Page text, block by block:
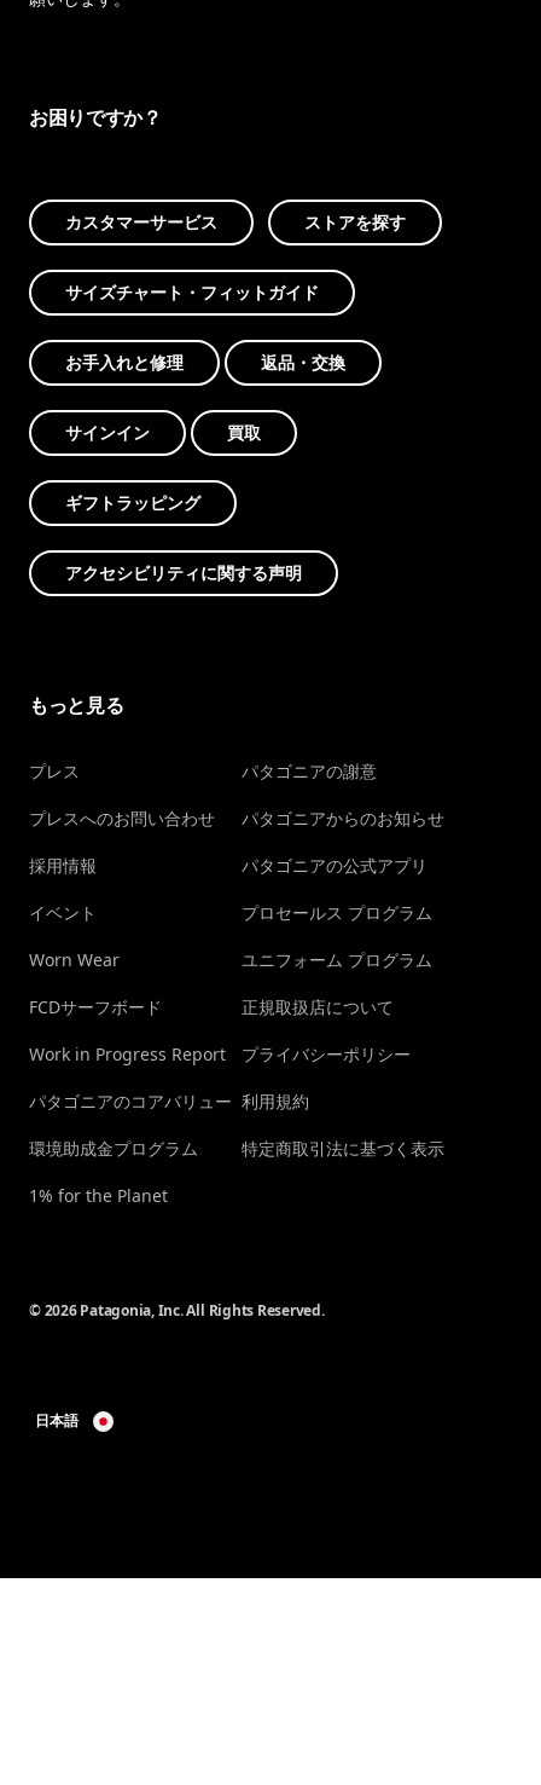
お困りですか？
カスタマーサービス ストアを探す
サイズチャート・フィットガイド
お手入れと修理 返品・交換
サインイン 買取
ギフトラッピング
アクセシビリティに関する声明
もっと見る
プレス
プレスへのお問い合わせ
採用情報
イベント
Worn Wear
FCDサーフボード
Work in Progress Report
パタゴニアのコアバリュー
環境助成金プログラム
1% for the Planet
パタゴニアの謝意
パタゴニアからのお知らせ
パタゴニアの公式アプリ
プロセールス プログラム
ユニフォーム プログラム
正規取扱店について
プライバシーポリシー
利用規約
特定商取引法に基づく表示
© 2026 Patagonia, Inc. All Rights Reserved.
日本語